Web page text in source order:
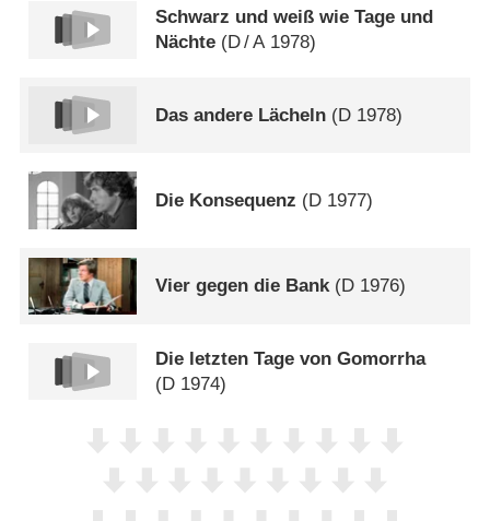
Schwarz und weiß wie Tage und
Nächte (D/A1978)
Das andere Lächeln (D 1978)
Die Konsequenz (D 1977)
Vier gegen die Bank(D 1976)
Die letzten Tage von Gomorrha
(D 1974)